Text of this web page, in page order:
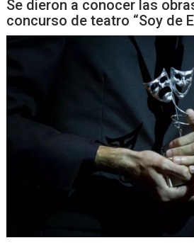
Se dieron a conocer las
concurso de teatro “Soy de